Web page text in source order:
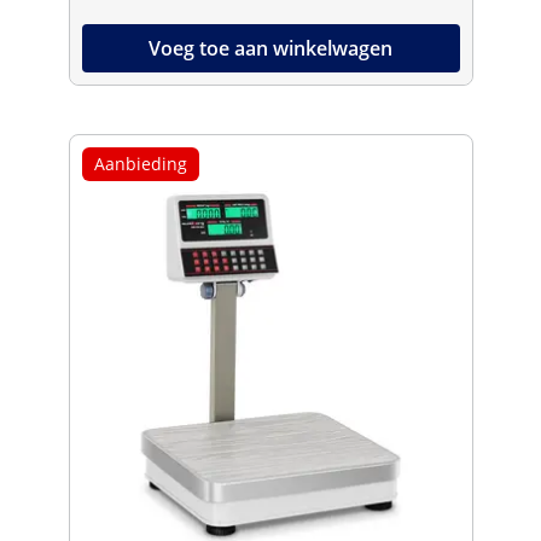
Voeg toe aan winkelwagen
Aanbieding